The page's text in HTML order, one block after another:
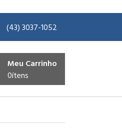
(43) 3037-1052
Meu Carrinho
0ítens